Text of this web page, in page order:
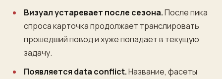
Визуал устаревает после сезона.После пика
спроса карточка продолжает транслировать
прошедший повод и хуже попадает в текущую
задачу.
Появляется data conflict.Название, фасеты